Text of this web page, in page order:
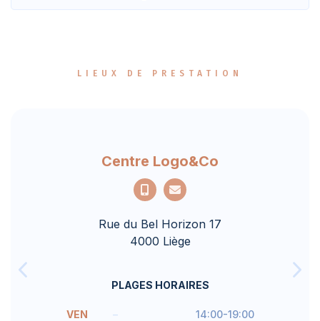
LIEUX DE PRESTATION
Centre Logo&Co
Rue du Bel Horizon 17
4000 Liège
PLAGES HORAIRES
VEN –
14:00-19:00